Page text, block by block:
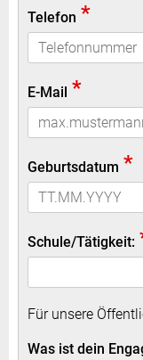
Telefon *
E-Mail *
Geburtsdatum *
Schule/Tätigkeit:
Für unsere
Was ist dein